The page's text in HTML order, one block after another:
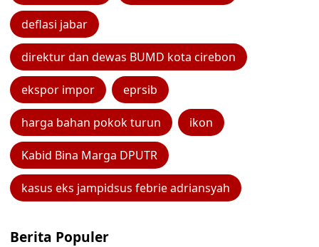
deflasi jabar
direktur dan dewas BUMD kota cirebon
ekspor impor eprsib
harga bahan pokok turun ikon
Kabid Bina Marga DPUTR
kasus eks jampidsus febrie adriansyah
Berita Populer